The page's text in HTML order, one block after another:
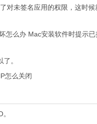
未签名应用的权限，这时候
怎么办 Mac安装软件时提示已
。
怎么关闭